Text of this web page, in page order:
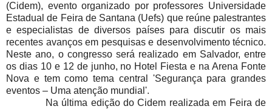
(Cidem), evento organizado por professores Universidade
Estadual de Feira de Santana (Uefs) que reúne palestrantes
e especialistas de diversos países para discutir os mais
recentes avanços em pesquisas e desenvolvimento técnico.
Neste ano, o congresso será realizado em Salvador, entre
os dias 10 e 12 de junho, no Hotel Fiesta e na Arena Fonte
Nova e tem como tema central 'Segurança para grandes
eventos – Uma atenção mundial'.
Na última edição do Cidem realizada em Feira de